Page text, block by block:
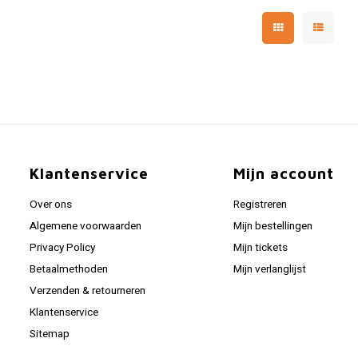
Klantenservice
Over ons
Algemene voorwaarden
Privacy Policy
Betaalmethoden
Verzenden & retourneren
Klantenservice
Sitemap
Mijn account
Registreren
Mijn bestellingen
Mijn tickets
Mijn verlanglijst